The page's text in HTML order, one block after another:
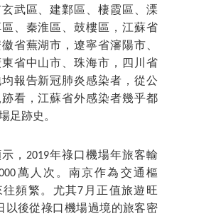
武區、建鄴區、棲霞區、溧
、秦淮區、鼓樓區，江蘇省
省蕪湖市，遼寧省瀋陽市、
省中山市、珠海市，四川省
報告新冠肺炎感染者，從公
看，江蘇省外感染者幾乎都
足跡史。
，2019年祿口機場年旅客輸
萬人次。南京作為交通樞
頻繁。尤其7月正值旅遊旺
以後從祿口機場過境的旅客密